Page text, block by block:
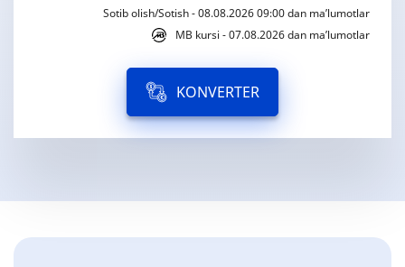
Sotib olish/Sotish - 08.08.2026 09:00 dan ma’lumotlar
MB kursi - 07.08.2026 dan ma’lumotlar
KONVERTER